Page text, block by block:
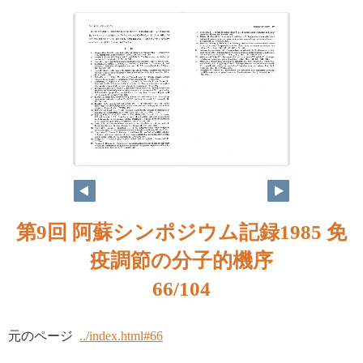
第9回 阿蘇シンポジウム記録1985 免
疫調節の分子的機序
66/104
元のページ ../index.html#66